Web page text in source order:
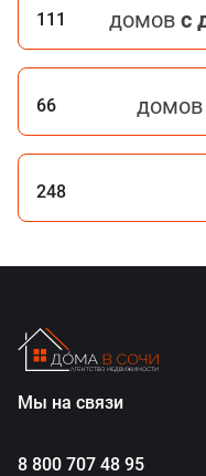
111 домов с
66 домов
248
Мы на связи
8 800 707 48 95